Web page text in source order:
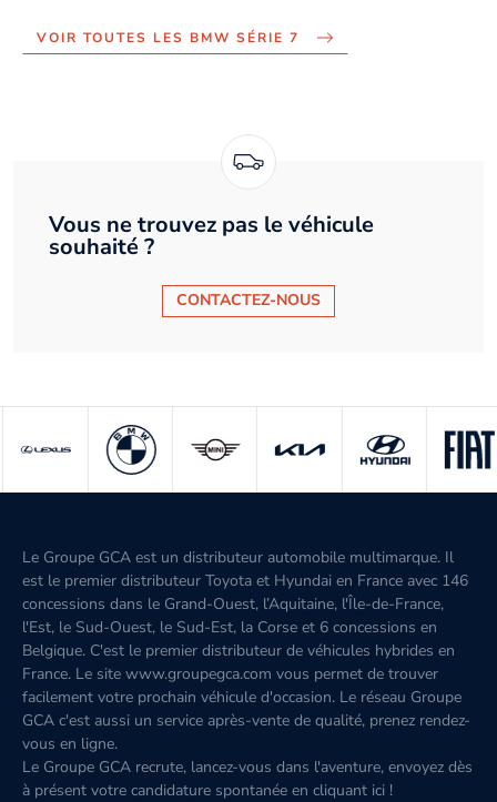
VOIR TOUTES LES BMW SÉRIE 7
Vous ne trouvez pas le véhicule
souhaité ?
CONTACTEZ-NOUS
Le Groupe GCA est un distributeur automobile multimarque. Il
est le premier distributeur Toyota et Hyundai en France avec 146
concessions dans le Grand-Ouest, l’Aquitaine, l'Île-de-France,
l'Est, le Sud-Ouest, le Sud-Est, la Corse et 6 concessions en
Belgique. C'est le premier distributeur de véhicules hybrides en
France. Le site www.groupegca.com vous permet de trouver
facilement votre prochain véhicule d'occasion. Le réseau Groupe
GCA c'est aussi un service après-vente de qualité, prenez rendez-
vous en ligne.
Le Groupe GCA recrute, lancez-vous dans l'aventure, envoyez dès
à présent votre candidature spontanée en cliquant ici !